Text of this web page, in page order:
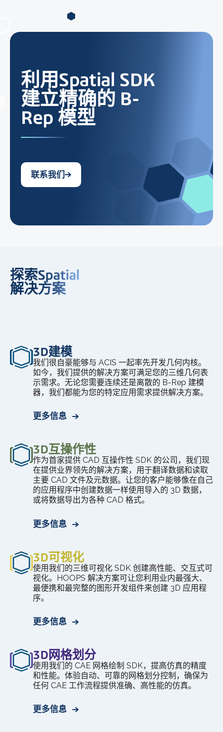
利用Spatial SDK
建立精确的 B-
Rep 模型
联系我们
探索Spatial
解决方案
3D建模
我们很自豪能够与 ACIS 一起率先开发几何内核。
如今，我们提供的解决方案可满足您的三维几何表
示需求。无论您需要连续还是离散的 B-Rep 建模
器，我们都能为您的特定应用需求提供解决方案。
更多信息
3D互操作性
作为首家提供 CAD 互操作性 SDK 的公司，我们现
在提供业界领先的解决方案，用于翻译数据和读取
主要 CAD 文件及元数据。让您的客户能够像在自己
的应用程序中创建数据一样使用导入的 3D 数据，
或将数据导出为各种 CAD 格式。
更多信息
3D可视化
使用我们的三维可视化 SDK 创建高性能、交互式可
视化。HOOPS 解决方案可让您利用业内最强大、
最便携和最完整的图形开发组件来创建 3D 应用程
序。
更多信息
3D网格划分
使用我们的 CAE 网格绘制 SDK，提高仿真的精度
和性能。体验自动、可靠的网格划分控制，确保为
任何 CAE 工作流程提供准确、高性能的仿真。
更多信息